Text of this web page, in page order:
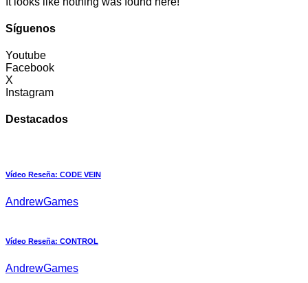
Síguenos
Youtube
Facebook
X
Instagram
Destacados
Vídeo Reseña: CODE VEIN
AndrewGames
Vídeo Reseña: CONTROL
AndrewGames